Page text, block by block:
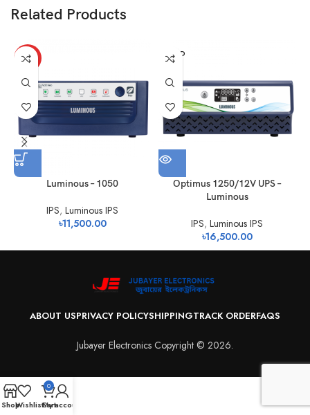
Related Products
HOT
Luminous – 1050
IPS,Luminous IPS
৳11,500.00
SOLD
OUT
Optimus 1250/12V UPS –
Luminous
IPS,Luminous IPS
৳16,500.00
ABOUT USPRIVACY POLICYSHIPPINGTRACK ORDERFAQS
Jubayer Electronics Copyright © 2026.
ShopWishlist
0
Cart
My account